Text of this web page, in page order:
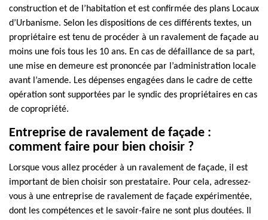
construction et de l’habitation et est confirmée des plans Locaux
d’Urbanisme. Selon les dispositions de ces différents textes, un
propriétaire est tenu de procéder à un ravalement de façade au
moins une fois tous les 10 ans. En cas de défaillance de sa part,
une mise en demeure est prononcée par l’administration locale
avant l’amende. Les dépenses engagées dans le cadre de cette
opération sont supportées par le syndic des propriétaires en cas
de copropriété.
Entreprise de ravalement de façade :
comment faire pour bien choisir ?
Lorsque vous allez procéder à un ravalement de façade, il est
important de bien choisir son prestataire. Pour cela, adressez-
vous à une entreprise de ravalement de façade expérimentée,
dont les compétences et le savoir-faire ne sont plus doutées. Il